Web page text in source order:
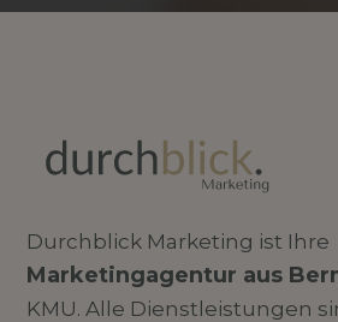
Durchblick Marketing ist Ihre
Marketingagentur aus
KMU. Alle Dienstleistungen